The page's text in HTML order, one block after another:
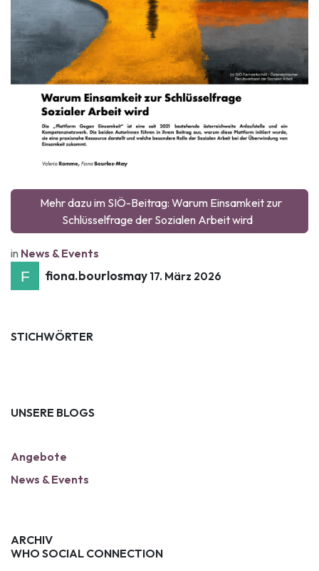
Mehr dazu im SIÖ-Beitrag: Warum Einsamkeit zur
Schlüsselfrage der Sozialen Arbeit wird
in News & Events
fiona.bourlosmay 17. März 2026
STICHWÖRTER
UNSERE BLOGS
Angebote
News & Events
ARCHIV
WHO SOCIAL CONNECTION